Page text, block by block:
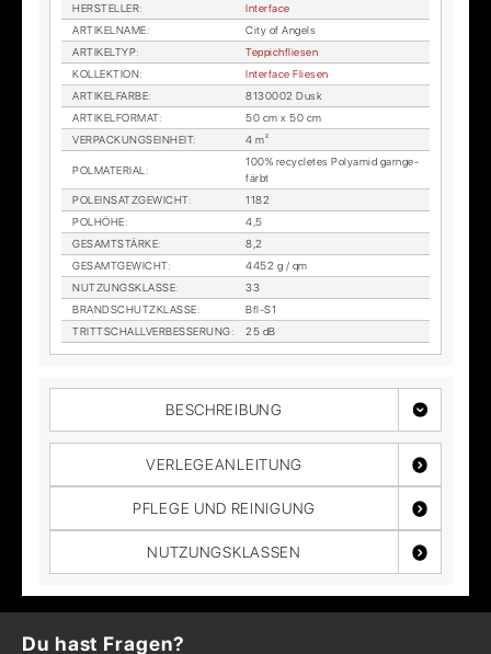
HER­STEL­LER:
In­ter­face
AR­TI­KEL­NA­ME:
City of An­gels
AR­TI­KEL­TYP:
Tep­pich­flie­sen
KOL­LEK­TI­ON:
In­ter­face Flie­sen
AR­TI­KEL­FAR­BE:
8130002 Dusk
AR­TI­KEL­FOR­MAT:
50 cm x 50 cm
VER­PA­CKUNGS­EIN­HEIT: 4 m²
POL­MA­TE­RI­AL :
100% re­cy­cle­tes Po­ly­amid garn­ge­
färbt
POL­EIN­SATZ­GE­WICHT:
1182
POL­HÖ­HE:
4,5
GE­SAMT­STÄR­KE:
8,2
GE­SAMT­GE­WICHT:
4452 g / qm
NUT­ZUNGS­KLAS­SE:
33
BRAND­SCHUTZ­KLAS­SE:
Bfl-S1
TRITT­SCHALL­VER­BES­SE­RUNG: 25 dB
BESCHREIBUNG
VERLEGEANLEITUNG
PFLEGE UND REINIGUNG
NUTZUNGSKLASSEN
Du hast Fragen?